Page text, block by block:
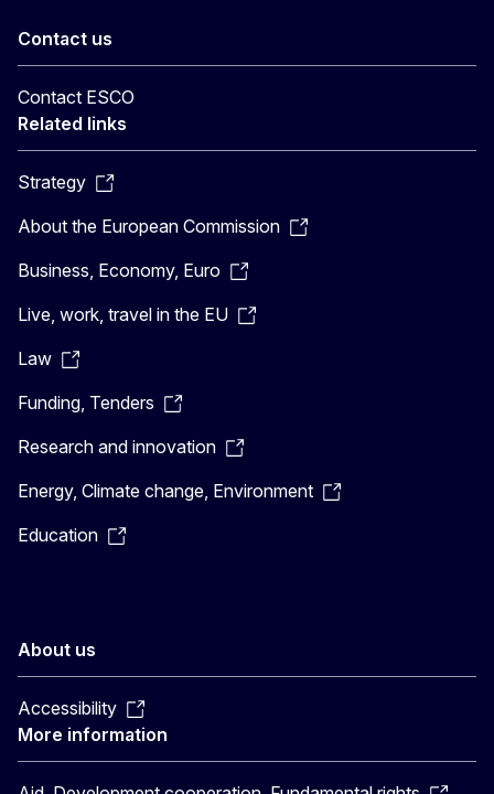
Contact us
Contact ESCO
Related links
Strategy
About the European Commission
Business, Economy, Euro
Live, work, travel in the EU
Law
Funding, Tenders
Research and innovation
Energy, Climate change, Environment
Education
About us
Accessibility
More information